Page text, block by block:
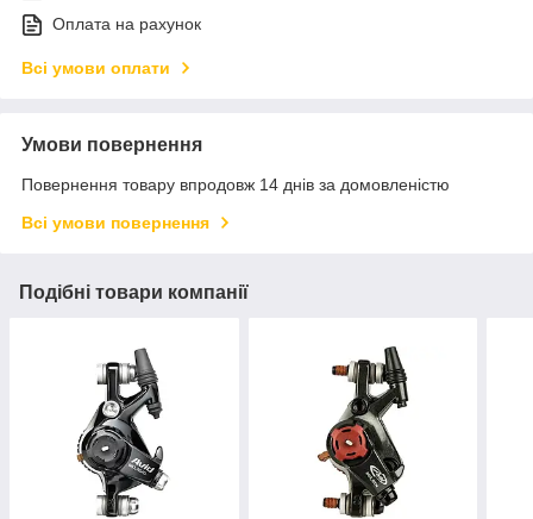
Оплата на рахунок
Всі умови оплати
Умови повернення
Повернення товару впродовж 14 днів за домовленістю
Всі умови повернення
Подібні товари компанії